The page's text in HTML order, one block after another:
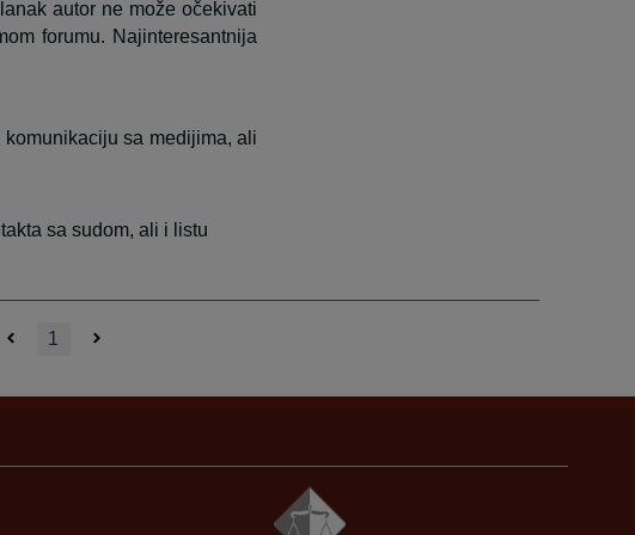
autor ne može očekivati
forumu. Najinteresantnija
sa medijima, ali
sa sudom, ali i listu
1